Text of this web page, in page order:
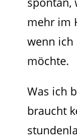
mehr im
wenn ich
möchte.
Was ich
braucht